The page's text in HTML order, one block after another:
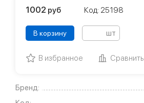
Бренд:
1002 руб Код: 25198
В корзину шт
В избранное Сравнить